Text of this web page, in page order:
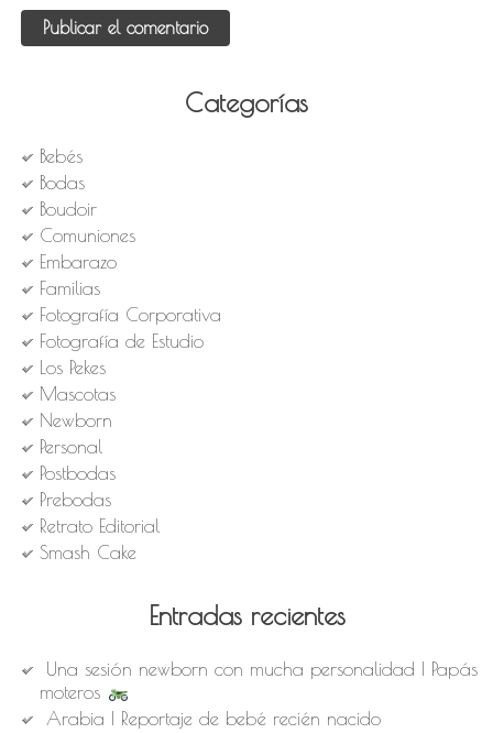
Categorías
Bebés
Bodas
Boudoir
Comuniones
Embarazo
Familias
Fotografía Corporativa
Fotografía de Estudio
Los Pekes
Mascotas
Newborn
Personal
Postbodas
Prebodas
Retrato Editorial
Smash Cake
Entradas recientes
Una sesión newborn con mucha personalidad | Papás
moteros
Arabia | Reportaje de bebé recién nacido